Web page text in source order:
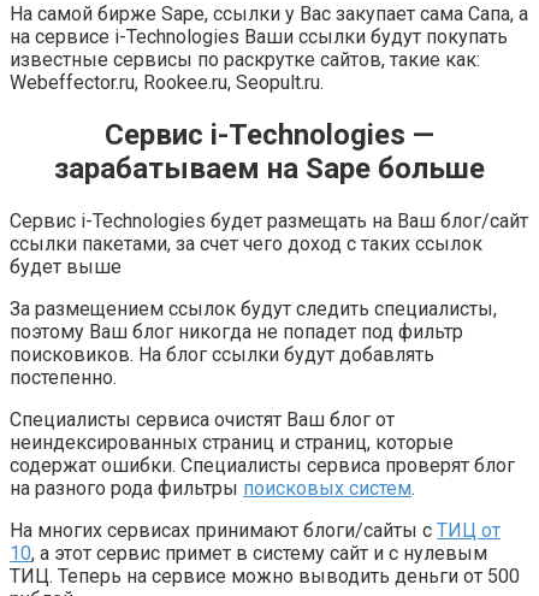
На самой бирже Sape, ссылки у Вас закупает сама Сапа, а
на сервисе i-Technologies Ваши ссылки будут покупать
известные сервисы по раскрутке сайтов, такие как:
Webeffector.ru, Rookee.ru, Seopult.ru.
Сервис i-Technologies —
зарабатываем на Sape больше
Сервис i-Technologies будет размещать на Ваш блог/сайт
ссылки пакетами, за счет чего доход с таких ссылок
будет выше
За размещением ссылок будут следить специалисты,
поэтому Ваш блог никогда не попадет под фильтр
поисковиков. На блог ссылки будут добавлять
постепенно.
Специалисты сервиса очистят Ваш блог от
неиндексированных страниц и страниц, которые
содержат ошибки. Специалисты сервиса проверят блог
на разного рода фильтры поисковых систем.
На многих сервисах принимают блоги/сайты с ТИЦ от
10, а этот сервис примет в систему сайт и с нулевым
ТИЦ. Теперь на сервисе можно выводить деньги от 500